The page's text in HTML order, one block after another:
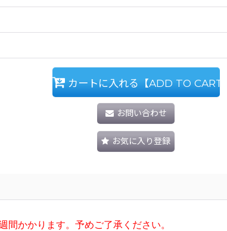
カートに入れる【ADD TO CART】
お問い合わせ
お気に入り登録
間かかります。予めご了承ください。